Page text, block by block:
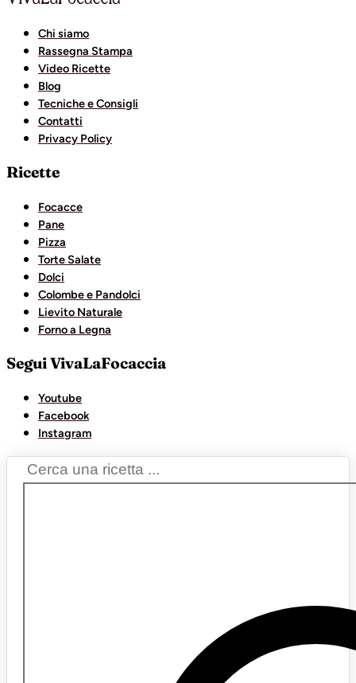
Chi siamo
Rassegna Stampa
Video Ricette
Blog
Tecniche e Consigli
Contatti
Privacy Policy
Ricette
Focacce
Pane
Pizza
Torte Salate
Dolci
Colombe e Pandolci
Lievito Naturale
Forno a Legna
Segui VivaLaFocaccia
Youtube
Facebook
Instagram
Search
...